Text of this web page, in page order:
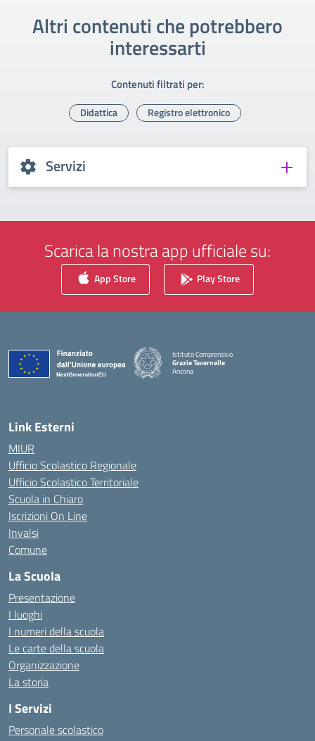
Altri contenuti che potrebbero
interessarti
Contenuti filtrati per:
Didattica Registro elettronico
Servizi
Scarica la nostra app ufficiale su:
App Store Play Store
Istituto Comprensivo
Grazie Tavernelle
Ancona
Link Esterni
MIUR
Ufficio Scolastico Regionale
Ufficio Scolastico Territoriale
Scuola in Chiaro
Iscrizioni On Line
Invalsi
Comune
La Scuola
Presentazione
I luoghi
I numeri della scuola
Le carte della scuola
Organizzazione
La storia
I Servizi
Personale scolastico